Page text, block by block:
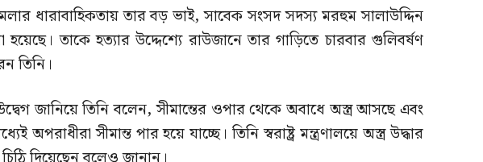
ধারাবাহিকতায় তার বড় ভাই, সাবেক সংসদ সদস্য মরহুম সালাউদ্দিন
তাকে হত্যার উদ্দেশ্যে রাউজানে তার গাড়িতে চারবার গুলিবর্ষণ
তিনি।
জানিয়ে তিনি বলেন, সীমান্তের ওপার থেকে অবাধে অস্ত্র আসছে এবং
অপরাধীরা সীমান্ত পার হয়ে যাচ্ছে। তিনি স্বরাষ্ট্র মন্ত্রণালয়ে অস্ত্র উদ্ধার